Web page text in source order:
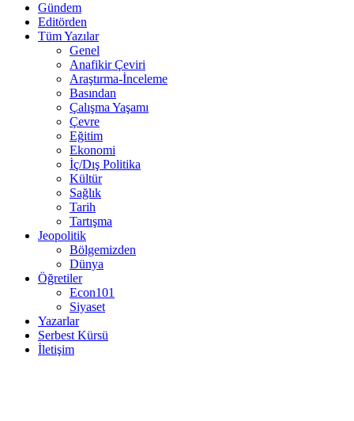
Gündem
Editörden
Tüm Yazılar
Genel
Anafikir Çeviri
Araştırma-İnceleme
Basından
Çalışma Yaşamı
Çevre
Eğitim
Ekonomi
İç/Dış Politika
Kültür
Sağlık
Tarih
Tartışma
Jeopolitik
Bölgemizden
Dünya
Öğretiler
Econ101
Siyaset
Yazarlar
Serbest Kürsü
İletişim